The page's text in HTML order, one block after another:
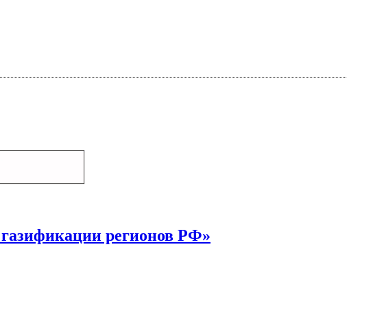
регионов РФ»